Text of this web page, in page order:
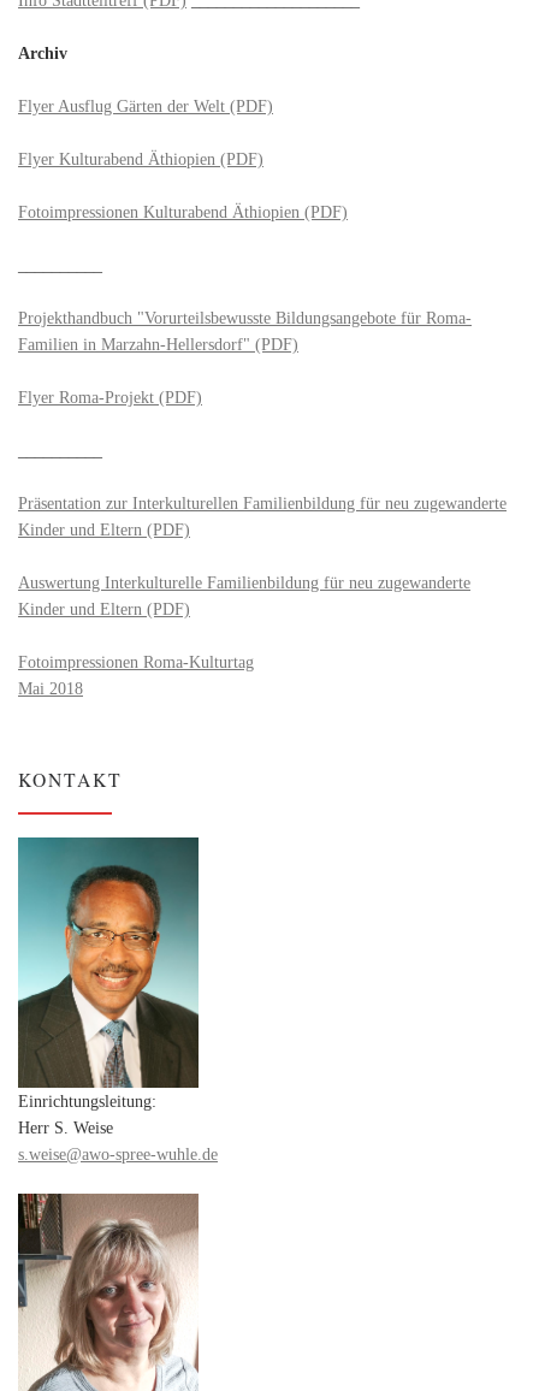
Archiv
Flyer Ausflug Gärten der Welt (PDF)
Flyer Kulturabend Äthiopien (PDF)
Fotoimpressionen Kulturabend Äthiopien (PDF)
Projekthandbuch "Vorurteilsbewusste Bildungsangebote für Roma-
Familien in Marzahn-Hellersdorf" (PDF)
Flyer Roma-Projekt (PDF)
Präsentation zur Interkulturellen Familienbildung für neu zugewanderte
Kinder und Eltern (PDF)
Auswertung Interkulturelle Familienbildung für neu zugewanderte
Kinder und Eltern (PDF)
Fotoimpressionen Roma-Kulturtag
Mai 2018
KONTAKT
Einrichtungsleitung:
Herr S. Weise
s.weise@awo-spree-wuhle.de